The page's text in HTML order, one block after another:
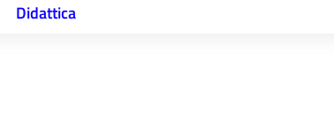
Didattica